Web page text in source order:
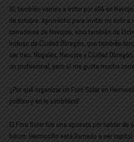
Sí, también vamos a estar por allá en
de octubre. Aprovecho para invitar no solo
corredores de Navojoa, sino también de
incluso de Ciudad Obregón, que también
ser tres: Nogales, Navojoa y Ciudad
un profesional, pero sí me gusta mucho
¿Por qué organizar un Foro Solar en
político y en lo simbólico?
El Foro Solar fue una apuesta por hablar de
futuro. Hermosillo está llamado a ser capital